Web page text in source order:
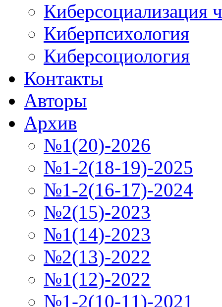
Киберсоциализация
Киберпсихология
Киберсоциология
Контакты
Авторы
Архив
№1(20)-2026
№1-2(18-19)-2025
№1-2(16-17)-2024
№2(15)-2023
№1(14)-2023
№2(13)-2022
№1(12)-2022
№1-2(10-11)-2021